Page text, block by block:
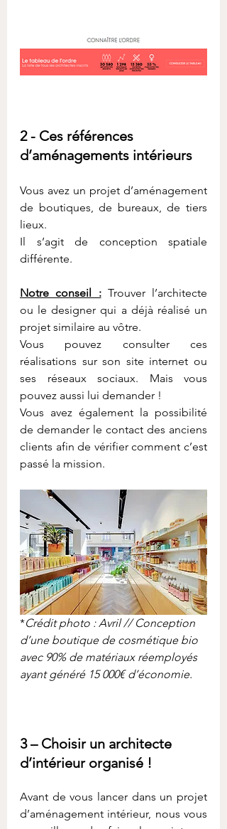
2 - Ces références
d’aménagements intérieurs
Vous avez un projet d’aménagement
de boutiques, de bureaux, de tiers
lieux.
Il s’agit de conception spatiale
différente.
Notre conseil : Trouver l’architecte
ou le designer qui a déjà réalisé un
projet similaire au vôtre.
Vous pouvez consulter ces
réalisations sur son site internet ou
ses réseaux sociaux. Mais vous
pouvez aussi lui demander !
Vous avez également la possibilité
de demander le contact des anciens
clients afin de vérifier comment c’est
passé la mission.
*Crédit photo : Avril // Conception
d’une boutique de cosmétique bio
avec 90% de matériaux réemployés
ayant généré 15 000€ d’économie.
3 – Choisir un architecte
d’intérieur organisé !
Avant de vous lancer dans un projet
d’aménagement intérieur, nous vous